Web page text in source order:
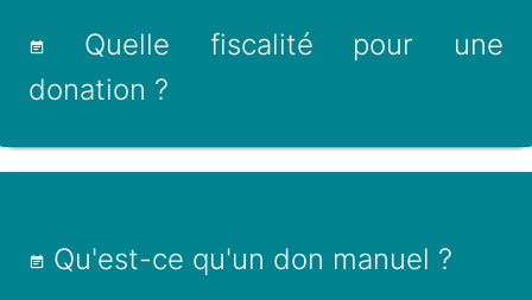
Quelle fiscalité pour une
donation ?
Qu'est-ce qu'un don manuel ?